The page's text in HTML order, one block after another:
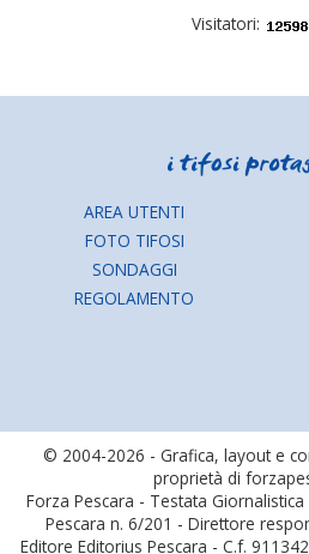
Visitatori:
AREA UTENTI
FOTO TIFOSI
SONDAGGI
REGOLAMENTO
© 2004-2026 - Grafica, layout e
proprietà di
Forza Pescara - Testata
Pescara n. 6/201 - Direttore
Editore Editorius Pescara - C.f.